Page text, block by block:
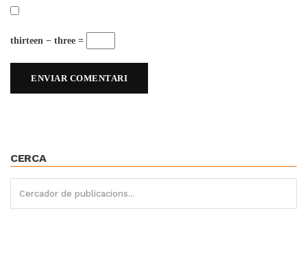
thirteen − three =
CERCA